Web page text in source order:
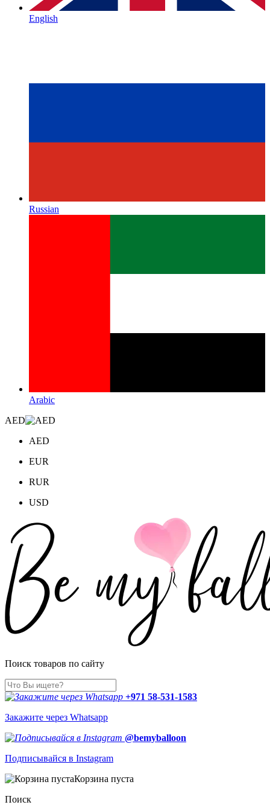
English
Russian
Arabic
AED
AED
EUR
RUR
USD
Поиск товаров по сайту
+971 58-531-1583
Закажите через Whatsapp
@bemyballoon
Подписывайся в Instagram
Корзина пуста
Поиск